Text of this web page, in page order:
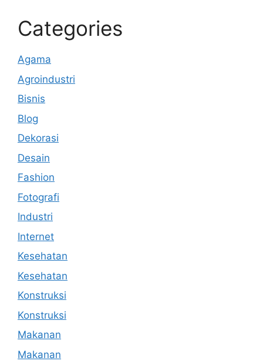
Categories
Agama
Agroindustri
Bisnis
Blog
Dekorasi
Desain
Fashion
Fotografi
Industri
Internet
Kesehatan
Kesehatan
Konstruksi
Konstruksi
Makanan
Makanan